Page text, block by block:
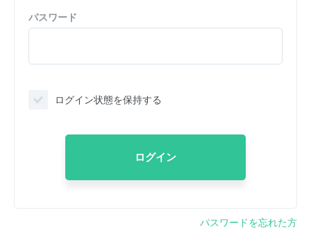
パスワード
ログイン状態を保持する
ログイン
パスワードを忘れた方